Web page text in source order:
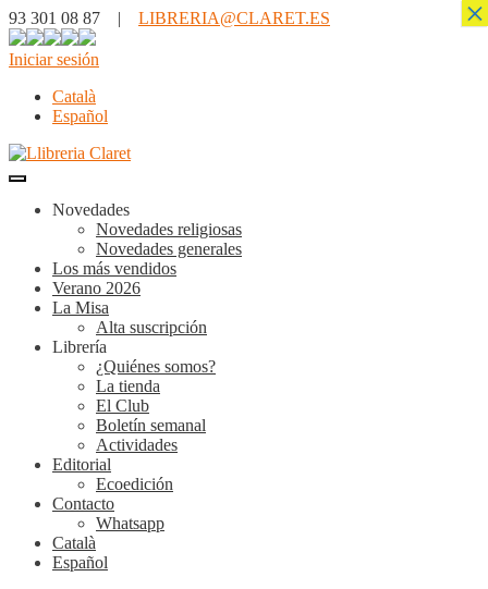
93 301 08 87 | LIBRERIA@CLARET.ES
Iniciar sesión
Català
Español
Novedades
Novedades religiosas
Novedades generales
Los más vendidos
Verano 2026
La Misa
Alta suscripción
Librería
¿Quiénes somos?
La tienda
El Club
Boletín semanal
Actividades
Editorial
Ecoedición
Contacto
Whatsapp
Català
Español
×